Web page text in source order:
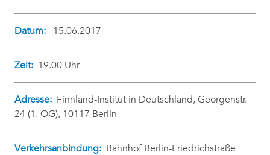
Datum: 15.06.2017
Zeit: 19.00 Uhr
Adresse: Finnland-Institut in Deutschland, Georgenstr.
24 (1. OG), 10117 Berlin
Verkehrsanbindung: Bahnhof Berlin-Friedrichstraße